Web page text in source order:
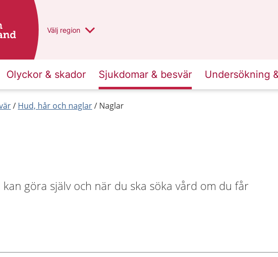
Du har valt region
Välj en annan
region
Olyckor & skador Sjukdomar & besvär Undersökning
Hud, hår och naglar Naglar
göra själv och när du ska söka vård om du får